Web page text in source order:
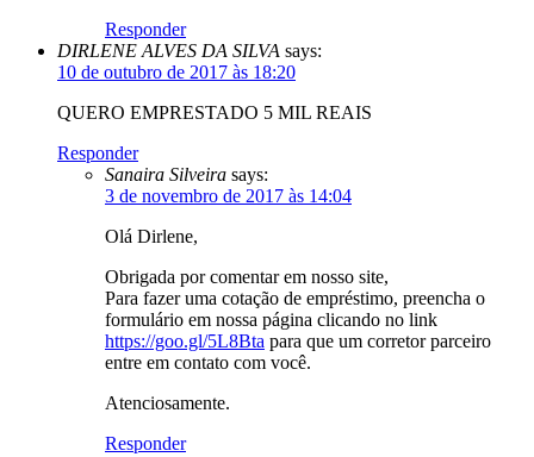
Responder
DIRLENE ALVES DA SILVA says:
10 de outubro de 2017 às 18:20
QUERO EMPRESTADO 5 MIL REAIS
Responder
Sanaira Silveira says:
3 de novembro de 2017 às 14:04
Olá Dirlene,
Obrigada por comentar em nosso site,
Para fazer uma cotação de empréstimo, preencha o
formulário em nossa página clicando no link
https://goo.gl/5L8Bta para que um corretor parceiro
entre em contato com você.
Atenciosamente.
Responder